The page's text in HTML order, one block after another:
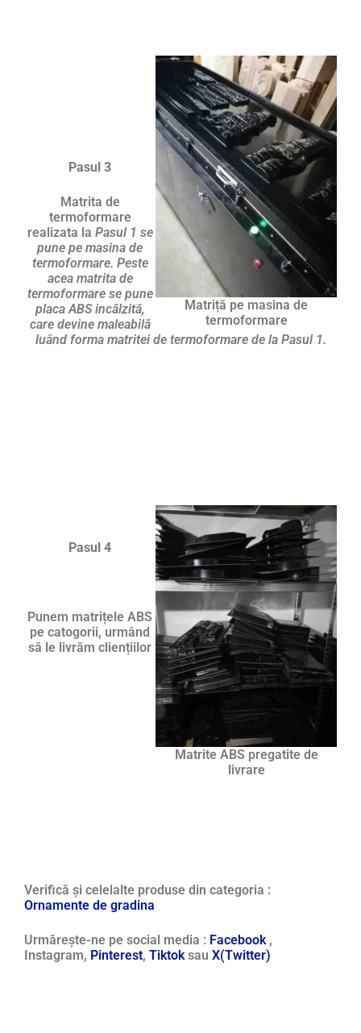
Matriță pe masina de
termoformare
Pasul 3
Matrita de
termoformare
realizata la Pasul 1 se
pune pe masina de
termoformare. Peste
acea matrita de
termoformare se pune
placa ABS incălzită,
care devine maleabilă
luând forma matritei de termoformare de la Pasul 1.
Matrite ABS pregatite de
livrare
Pasul 4
Punem matrițele ABS
pe catogorii, urmând
să le livrăm cliențiilor
Verifică și celelalte produse din categoria :
Ornamente de gradina
Urmărește-ne pe social media : Facebook ,
Instagram, Pinterest, Tiktok sau X(Twitter)